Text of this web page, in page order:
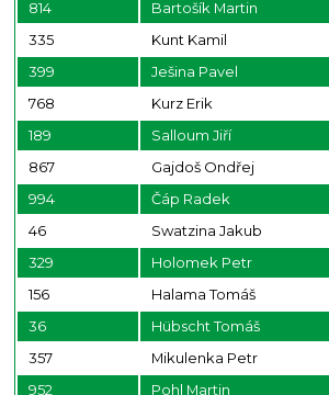
814
Bartošík Martin
335
Kunt Kamil
399
Ješina Pavel
768
Kurz Erik
189
Salloum Jiří
867
Gajdoš Ondřej
994
Čáp Radek
46
Swatzina Jakub
329
Holomek Petr
156
Halama Tomáš
36
Hübscht Tomáš
357
Mikulenka Petr
952
Pohl Martin